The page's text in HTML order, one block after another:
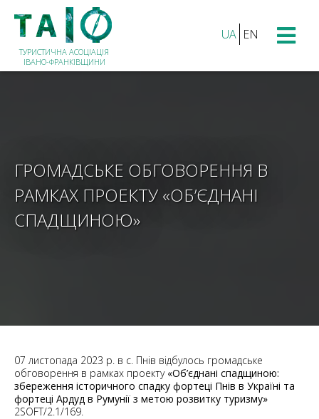
ТУРИСТИЧНА АСОЦІАЦІЯ
ІВАНО-ФРАНКІВЩИНИ
UA EN
ГРОМАДСЬКЕ ОБГОВОРЕННЯ В
РАМКАХ ПРОЕКТУ «ОБ’ЄДНАНІ
СПАДЩИНОЮ»
07 листопада 2023 р. в с. Пнів відбулось громадське
обговорення в рамках проекту «Об’єднані спадщиною:
збереження історичного спадку фортеці Пнів в Україні та
фортеці Ардуд в Румунії з метою розвитку туризму»
2SOFT/2.1/169.